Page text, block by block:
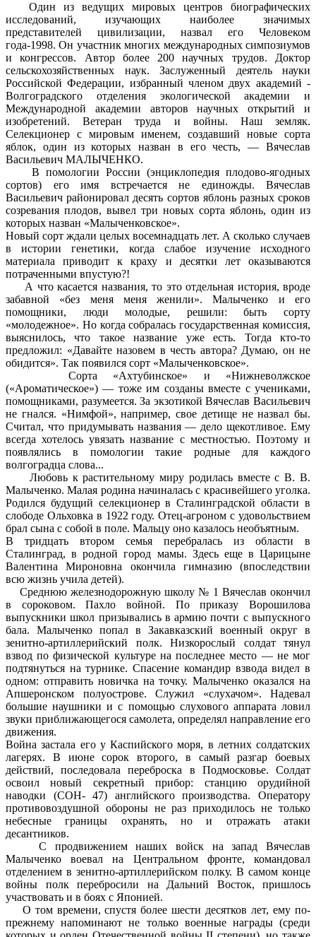
Один из ведущих мировых центров биографических
исследований, изучающих наиболее значимых
представителей цивилизации, назвал его Человеком
года-1998. Он участник многих международных симпозиумов
и конгрессов. Автор более 200 научных трудов. Доктор
сельскохозяйственных наук. Заслуженный деятель науки
Российской Федерации, избранный членом двух академий -
Волгоградского отделения экологической академии и
Международной академии авторов научных открытий и
изобретений. Ветеран труда и войны. Наш земляк.
Селекционер с мировым именем, создавший новые сорта
яблок, один из которых назван в его честь, — Вячеслав
Васильевич МАЛЫЧЕНКО.
В помологии России (энциклопедия плодово-ягодных
сортов) его имя встречается не единожды. Вячеслав
Васильевич районировал десять сортов яблонь разных сроков
созревания плодов, вывел три новых сорта яблонь, один из
которых назван «Малыченковское».
Новый сорт ждали целых восемнадцать лет. А сколько случаев
в истории генетики, когда слабое изучение исходного
материала приводит к краху и десятки лет оказываются
потраченными впустую?!
А что касается названия, то это отдельная история, вроде
забавной «без меня меня женили». Малыченко и его
помощники, люди молодые, решили: быть сорту
«молодежное». Но когда собралась государственная комиссия,
выяснилось, что такое название уже есть. Тогда кто-то
предложил: «Давайте назовем в честь автора? Думаю, он не
обидится». Так появился сорт «Малыченковское».
Сорта «Ахтубинское» и «Нижневолжское
(«Ароматическое») — тоже им созданы вместе с учениками,
помощниками, разумеется. За экзотикой Вячеслав Васильевич
не гнался. «Нимфой», например, свое детище не назвал бы.
Считал, что придумывать названия — дело щекотливое. Ему
всегда хотелось увязать название с местностью. Поэтому и
появлялись в помологии такие родные для каждого
волгоградца слова...
Любовь к растительному миру родилась вместе с В. В.
Малыченко. Малая родина начиналась с красивейшего уголка.
Родился будущий селекционер в Сталинградской области в
слободе Ольховка в 1922 году. Отец-агроном с удовольствием
брал сына с собой в поле. Мальцу оно казалось необъятным.
В тридцать втором семья перебралась из области в
Сталинград, в родной город мамы. Здесь еще в Царицыне
Валентина Мироновна окончила гимназию (впоследствии
всю жизнь учила детей).
Среднюю железнодорожную школу № 1 Вячеслав окончил
в сороковом. Пахло войной. По приказу Ворошилова
выпускники школ призывались в армию почти с выпускного
бала. Малыченко попал в Закавказский военный округ в
зенитно-артиллерийский полк. Низкорослый солдат тянул
взвод по физической культуре на последнее место — не мог
подтянуться на турнике. Спасение командир взвода видел в
одном: отправить новичка на точку. Малыченко оказался на
Апшеронском полуострове. Служил «слухачом». Надевал
большие наушники и с помощью слухового аппарата ловил
звуки приближающегося самолета, определял направление его
движения.
Война застала его у Каспийского моря, в летних солдатских
лагерях. В июне сорок второго, в самый разгар боевых
действий, последовала переброска в Подмосковье. Солдат
освоил новый секретный прибор: станцию орудийной
наводки (СОН- 47) английского производства. Оператору
противовоздушной обороны не раз приходилось не только
небесные границы охранять, но и отражать атаки
десантников.
С продвижением наших войск на запад Вячеслав
Малыченко воевал на Центральном фронте, командовал
отделением в зенитно-артиллерийском полку. В самом конце
войны полк перебросили на Дальний Восток, пришлось
участвовать и в боях с Японией.
О том времени, спустя более шести десятков лет, ему по-
прежнему напоминают не только военные награды (среди